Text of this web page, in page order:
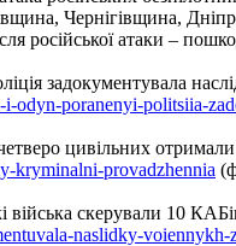
Чернігівщина,
російської атаки –
задокументувала
odyn-poranenyi-politsiia-
цивільних
kryminalni-provadzhennia
війська скерували 10
naslidky-